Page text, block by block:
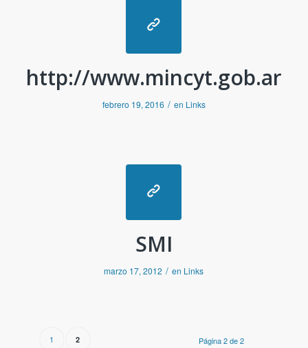
http://www.mincyt.gob.ar
febrero 19, 2016 / en Links
SMI
marzo 17, 2012 / en Links
Página 2 de 2
1 2